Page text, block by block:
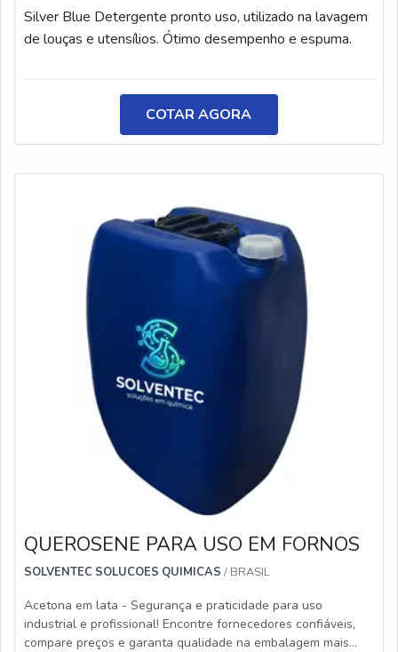
Silver Blue Detergente pronto uso, utilizado na lavagem
de louças e utensílios. Ótimo desempenho e espuma.
COTAR AGORA
QUEROSENE PARA USO EM FORNOS
SOLVENTEC SOLUCOES QUIMICAS / BRASIL
Acetona em lata - Segurança e praticidade para uso
industrial e profissional! Encontre fornecedores confiáveis,
compare preços e garanta qualidade na embalagem mais